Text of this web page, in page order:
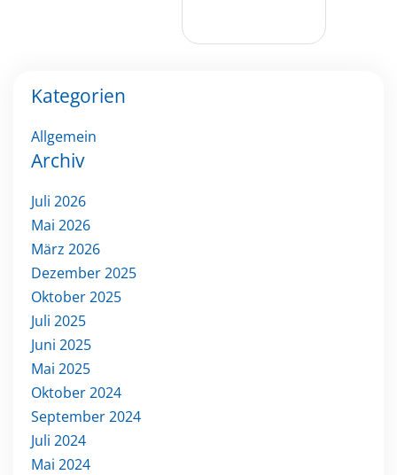
Kategorien
Allgemein
Archiv
Juli 2026
Mai 2026
März 2026
Dezember 2025
Oktober 2025
Juli 2025
Juni 2025
Mai 2025
Oktober 2024
September 2024
Juli 2024
Mai 2024